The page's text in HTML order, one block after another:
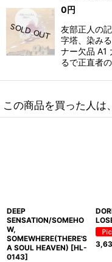
0円
友部正人の
字塔、染み
ナー欠品 A1
るで正直者
この商品を買った人は
DEEP
SENSATION/SOMEHO
W,
SOMEWHERE(THERE'S
A SOUL HEAVEN) [HL-
0143]